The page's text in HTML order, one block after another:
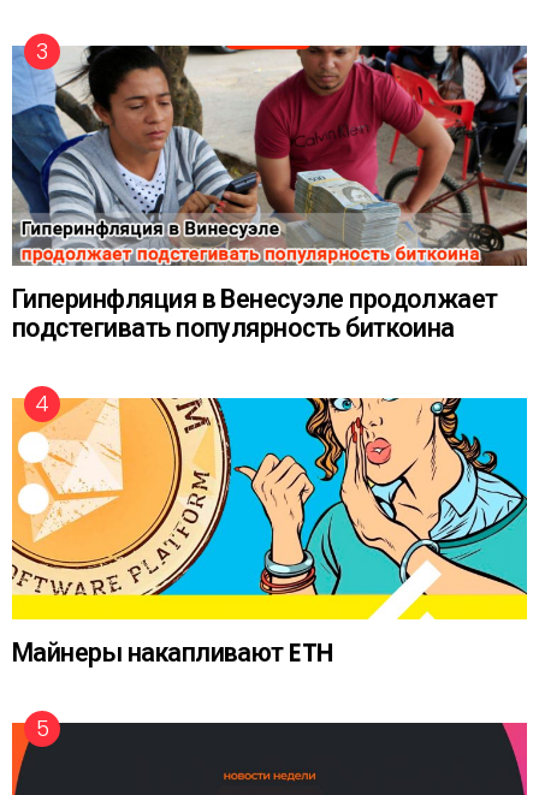
Гиперинфляция в Венесуэле продолжает
подстегивать популярность биткоина
Майнеры накапливают ETH